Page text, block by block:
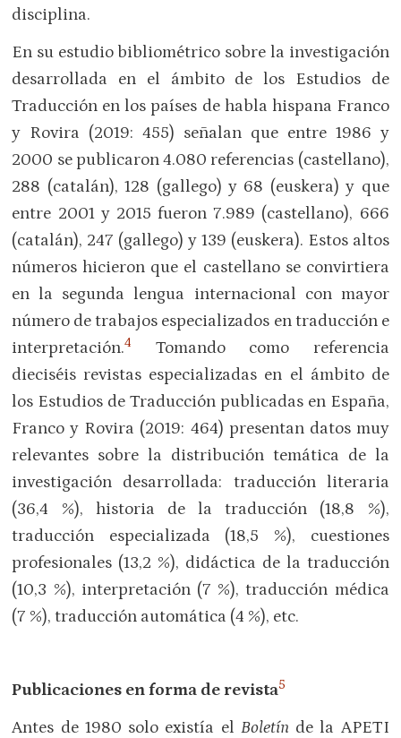
disciplina.
En su estudio bibliométrico sobre la investigación
desarrollada en el ámbito de los Estudios de
Traducción en los países de habla hispana Franco
y Rovira (2019: 455) señalan que entre 1986 y
2000 se publicaron 4.080 referencias (castellano),
288 (catalán), 128 (gallego) y 68 (euskera) y que
entre 2001 y 2015 fueron 7.989 (castellano), 666
(catalán), 247 (gallego) y 139 (euskera). Estos altos
números hicieron que el castellano se convirtiera
en la segunda lengua internacional con mayor
número de trabajos especializados en traducción e
interpretación.4
Tomando como referencia
dieciséis revistas especializadas en el ámbito de
los Estudios de Traducción publicadas en España,
Franco y Rovira (2019: 464) presentan datos muy
relevantes sobre la distribución temática de la
investigación desarrollada: traducción literaria
(36,4 %), historia de la traducción (18,8 %),
traducción especializada (18,5 %), cuestiones
profesionales (13,2 %), didáctica de la traducción
(10,3 %), interpretación (7 %), traducción médica
(7 %), traducción automática (4 %), etc.
Publicaciones en forma de revista5
Antes de 1980 solo existía el Boletín de la APETI